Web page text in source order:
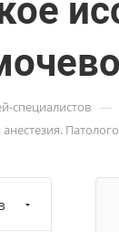
специалистов —